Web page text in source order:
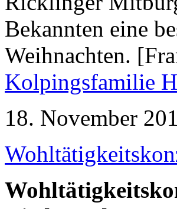
Bekannten eine
Weihnachten.
Kolpingsfamilie
18. November